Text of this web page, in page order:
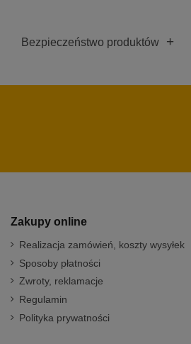
Bezpieczeństwo produktów +
Zakupy online
Realizacja zamówień, koszty wysyłek
Sposoby płatności
Zwroty, reklamacje
Regulamin
Polityka prywatności